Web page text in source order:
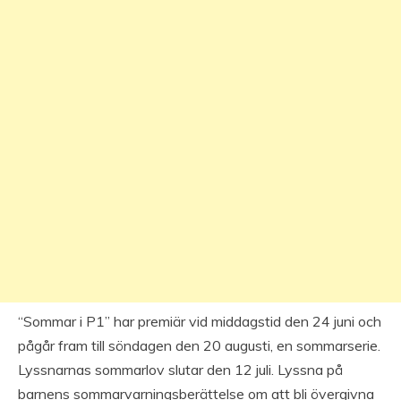
“Sommar i P1” har premiär vid middagstid den 24 juni och
pågår fram till söndagen den 20 augusti, en sommarserie.
Lyssnarnas sommarlov slutar den 12 juli. Lyssna på
barnens sommarvarningsberättelse om att bli övergivna